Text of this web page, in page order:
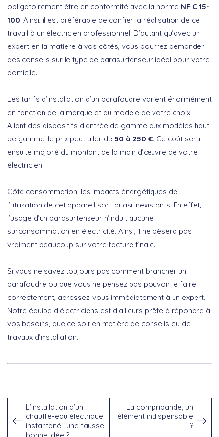
obligatoirement être en conformité avec la norme NF C 15-
100. Ainsi, il est préférable de confier la réalisation de ce
travail à un électricien professionnel. D’autant qu’avec un
expert en la matière à vos côtés, vous pourrez demander
des conseils sur le type de parasurtenseur idéal pour votre
domicile.
Les tarifs d’installation d’un parafoudre varient énormément
en fonction de la marque et du modèle de votre choix.
Allant des dispositifs d’entrée de gamme aux modèles haut
de gamme, le prix peut aller de 50 à 250 €. Ce coût sera
ensuite majoré du montant de la main d’œuvre de votre
électricien.
Côté consommation, les impacts énergétiques de
l’utilisation de cet appareil sont quasi inexistants. En effet,
l’usage d’un parasurtenseur n’induit aucune
surconsommation en électricité. Ainsi, il ne pèsera pas
vraiment beaucoup sur votre facture finale.
Si vous ne savez toujours pas comment brancher un
parafoudre ou que vous ne pensez pas pouvoir le faire
correctement, adressez-vous immédiatement à un expert.
Notre équipe d’électriciens est d’ailleurs prête à répondre à
vos besoins, que ce soit en matière de conseils ou de
travaux d’installation.
L’installation d’un
chauffe-eau électrique
instantané : une fausse
bonne idée ?
La compribande, un
élément indispensable
?